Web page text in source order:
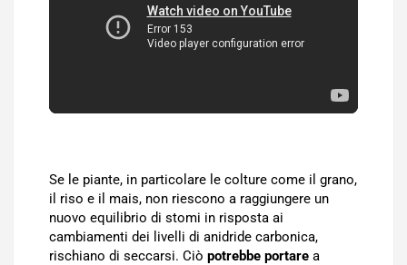
Se le piante, in particolare le colture come il grano,
il riso e il mais, non riescono a raggiungere un
nuovo equilibrio di stomi in risposta ai
cambiamenti dei livelli di anidride carbonica,
rischiano di seccarsi. Ciò potrebbe portare a